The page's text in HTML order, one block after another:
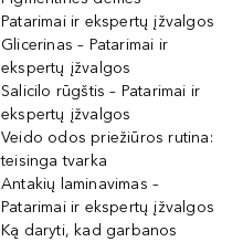
Patarimai ir ekspertų įžvalgos
Glicerinas – Patarimai ir
ekspertų įžvalgos
Salicilo rūgštis – Patarimai ir
ekspertų įžvalgos
Veido odos priežiūros rutina:
teisinga tvarka
Antakių laminavimas –
Patarimai ir ekspertų įžvalgos
Ką daryti, kad garbanos